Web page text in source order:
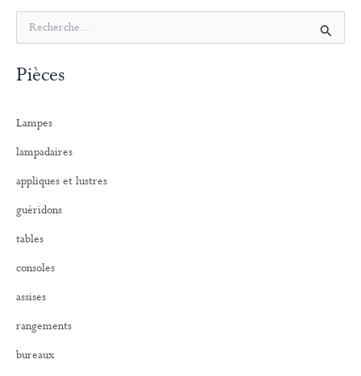
e
h
c
e
:
Pièces
Lampes
lampadaires
appliques et lustres
guéridons
tables
consoles
assises
rangements
bureaux